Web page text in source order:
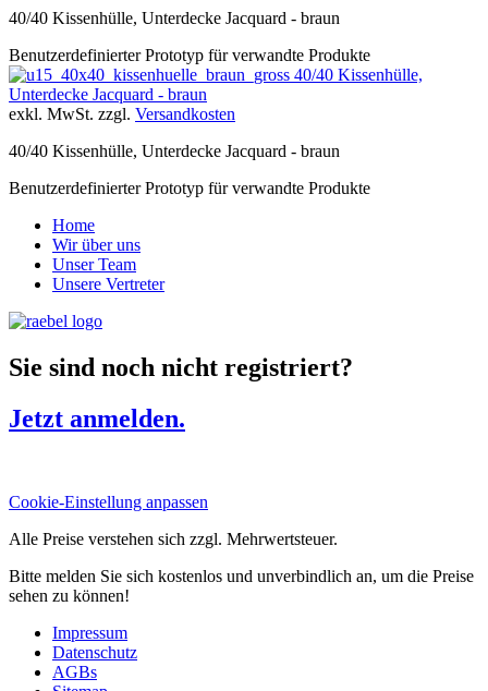
40/40 Kissenhülle, Unterdecke Jacquard - braun
Benutzerdefinierter Prototyp für verwandte Produkte
40/40 Kissenhülle,
Unterdecke Jacquard - braun
exkl. MwSt. zzgl. Versandkosten
40/40 Kissenhülle, Unterdecke Jacquard - braun
Benutzerdefinierter Prototyp für verwandte Produkte
Home
Wir über uns
Unser Team
Unsere Vertreter
Sie sind noch nicht registriert?
Jetzt anmelden.
Cookie-Einstellung anpassen
Alle Preise verstehen sich zzgl. Mehrwertsteuer.
Bitte melden Sie sich kostenlos und unverbindlich an, um die Preise
sehen zu können!
Impressum
Datenschutz
AGBs